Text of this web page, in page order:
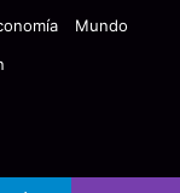
Mundo